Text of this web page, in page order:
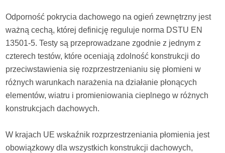
Odporność pokrycia dachowego na ogień zewnętrzny jest
ważną cechą, której definicję reguluje norma DSTU EN
13501-5. Testy są przeprowadzane zgodnie z jednym z
czterech testów, które oceniają zdolność konstrukcji do
przeciwstawienia się rozprzestrzenianiu się płomieni w
różnych warunkach narażenia na działanie płonących
elementów, wiatru i promieniowania cieplnego w różnych
konstrukcjach dachowych.
W krajach UE wskaźnik rozprzestrzeniania płomienia jest
obowiązkowy dla wszystkich konstrukcji dachowych,